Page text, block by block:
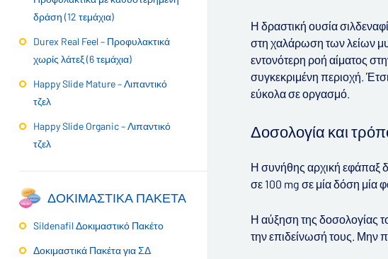
δράση (12 τεμάχια)
Durex Real Feel – Προφυλακτικά
χωρίς λάτεξ (6 τεμάχια)
Happy Slide Mature – Λιπαντικό
τζελ
Happy Slide Organic – Λιπαντικό
τζελ
ΔΟΚΙΜΑΣΤΙΚΆ ΠΑΚΈΤΑ
Sildenafil Δοκιμαστικό Πακέτο
Δοκιμαστικά Πακέτα για ΣΔ
Η δραστική ουσία
στη χαλάρωση των λείων
εντονότερη ροή αίματος
συγκεκριμένη περιοχή.
εύκολα σε οργασμό.
Δοσολογία και
Η συνήθης αρχική εφάπαξ
σε 100 mg σε μία δόση μία
Η αύξηση της δοσολογίας
την επιδείνωσή τους. Μην